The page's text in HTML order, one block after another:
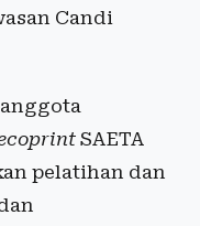
Candi
SAETA
pelatihan dan